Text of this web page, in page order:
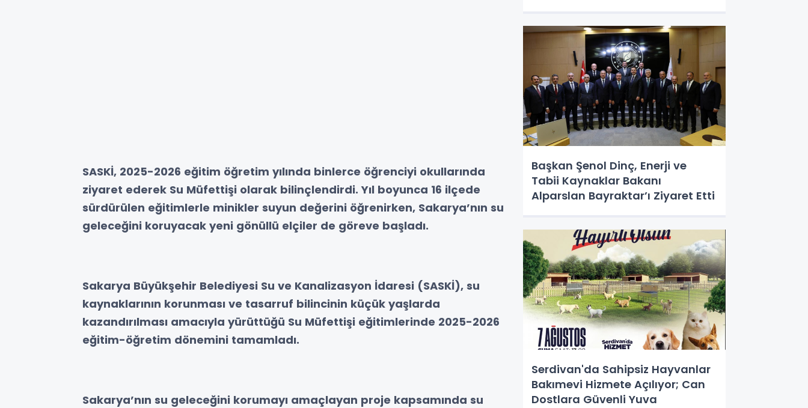
SASKİ, 2025-2026 eğitim öğretim yılında binlerce öğrenciyi okullarında
ziyaret ederek Su Müfettişi olarak bilinçlendirdi. Yıl boyunca 16 ilçede
sürdürülen eğitimlerle minikler suyun değerini öğrenirken, Sakarya’nın su
geleceğini koruyacak yeni gönüllü elçiler de göreve başladı.
Sakarya Büyükşehir Belediyesi Su ve Kanalizasyon İdaresi (SASKİ), su
kaynaklarının korunması ve tasarruf bilincinin küçük yaşlarda
kazandırılması amacıyla yürüttüğü Su Müfettişi eğitimlerinde 2025-2026
eğitim-öğretim dönemini tamamladı.
Sakarya’nın su geleceğini korumayı amaçlayan proje kapsamında su
Başkan Şenol Dinç, Enerji ve
Tabii Kaynaklar Bakanı
Alparslan Bayraktar’ı Ziyaret Etti
Serdivan'da Sahipsiz Hayvanlar
Bakımevi Hizmete Açılıyor; Can
Dostlara Güvenli Yuva